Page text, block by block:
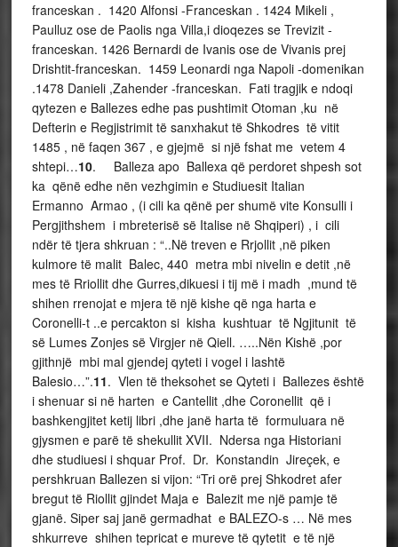
franceskan . 1420 Alfonsi -Franceskan . 1424 Mikeli ,
Paulluz ose de Paolis nga Villa,i dioqezes se Trevizit -
franceskan. 1426 Bernardi de Ivanis ose de Vivanis prej
Drishtit-franceskan. 1459 Leonardi nga Napoli -domenikan
.1478 Danieli ,Zahender -franceskan. Fati tragjik e ndoqi
qytezen e Ballezes edhe pas pushtimit Otoman ,ku në
Defterin e Regjistrimit të sanxhakut të Shkodres të vitit
1485 , në faqen 367 , e gjejmë si një fshat me vetem 4
shtepi…10. Balleza apo Ballexa që perdoret shpesh sot
ka qënë edhe nën vezhgimin e Studiuesit Italian
Ermanno Armao , (i cili ka qënë per shumë vite Konsulli i
Pergjithshem i mbreterisë së Italise në Shqiperi) , i cili
ndër të tjera shkruan : “..Në treven e Rrjollit ,në piken
kulmore të malit Balec, 440 metra mbi nivelin e detit ,në
mes të Rriollit dhe Gurres,dikuesi i tij më i madh ,mund të
shihen rrenojat e mjera të një kishe që nga harta e
Coronelli-t ..e percakton si kisha kushtuar të Ngjitunit të
së Lumes Zonjes së Virgjer në Qiell. …..Nën Kishë ,por
gjithnjë mbi mal gjendej qyteti i vogel i lashtë
Balesio…”.11. Vlen të theksohet se Qyteti i Ballezes është
i shenuar si në harten e Cantellit ,dhe Coronellit që i
bashkengjitet ketij libri ,dhe janë harta të formuluara në
gjysmen e parë të shekullit XVII. Ndersa nga Historiani
dhe studiuesi i shquar Prof. Dr. Konstandin Jireçek, e
pershkruan Ballezen si vijon: “Tri orë prej Shkodret afer
bregut të Riollit gjindet Maja e Balezit me një pamje të
gjanë. Siper saj janë germadhat e BALEZO-s … Në mes
shkurreve shihen tepricat e mureve të qytetit e të një